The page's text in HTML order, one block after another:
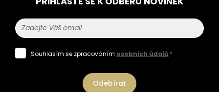
Souhlasím se zpracováním osobních údajů *
Odebírat